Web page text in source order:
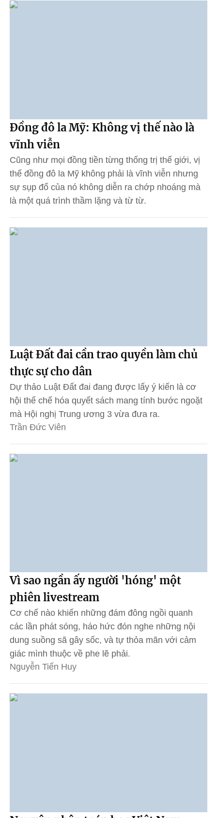
Đồng đô la Mỹ: Không vị thế nào là
vĩnh viễn
Cũng như mọi đồng tiền từng thống trị thế giới, vị
thế đồng đô la Mỹ không phải là vĩnh viễn nhưng
sự sụp đổ của nó không diễn ra chớp nhoáng mà
là một quá trình thầm lặng và từ từ.
Luật Đất đai cần trao quyền làm chủ
thực sự cho dân
Dự thảo Luật Đất đai đang được lấy ý kiến là cơ
hội thể chế hóa quyết sách mang tính bước ngoặt
mà Hội nghị Trung ương 3 vừa đưa ra.
Trần Đức Viên
Vì sao ngần ấy người 'hóng' một
phiên livestream
Cơ chế nào khiến những đám đông ngồi quanh
các lần phát sóng, háo hức đón nghe những nội
dung suồng sã gây sốc, và tự thỏa mãn với cảm
giác mình thuộc về phe lẽ phải.
Nguyễn Tiến Huy